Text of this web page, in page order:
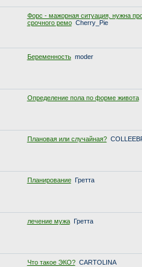
Форс - мажорная ситуация, нужна
срочного ремо Cherry_Pie
Беременность moder
Определение пола по форме живота
Плановая или случайная?
Планирование
Гретта
лечение мужа
Гретта
Что такое ЭКО? CARTOLINA